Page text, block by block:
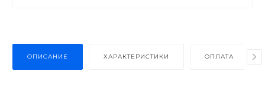
ОПИСАНИЕ ХАРАКТЕРИСТИКИ ОПЛАТА